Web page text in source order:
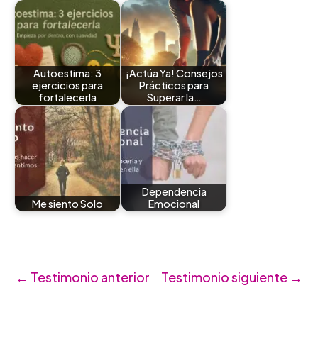
Autoestima: 3
ejercicios para
fortalecerla
¡Actúa Ya! Consejos
Prácticos para
Superar la…
Me siento Solo
Dependencia
Emocional
← Testimonio anterior Testimonio siguiente →